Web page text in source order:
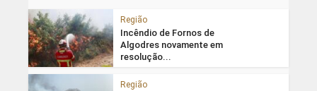
Região
Incêndio de Fornos de
Algodres novamente em
resolução...
Região